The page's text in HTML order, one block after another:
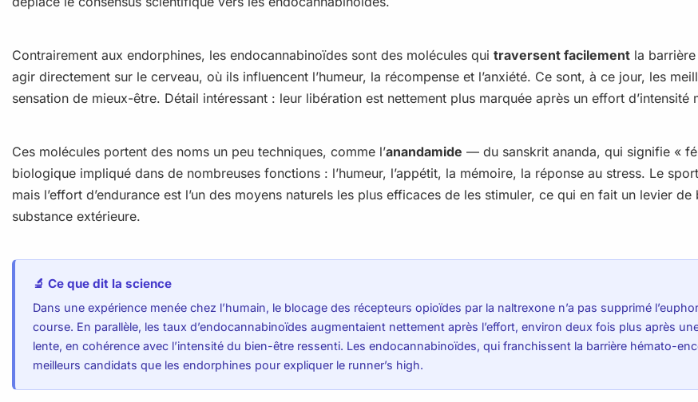
Contrairement aux endorphines, les endocannabinoïdes sont des molécules qui traversent facilement la
agir directement sur le cerveau, où ils influencent l’humeur, la récompense et l’anxiété. Ce sont, à ce jour, les
sensation de mieux-être. Détail intéressant : leur libération est nettement plus marquée après un effort d’intensité
Ces molécules portent des noms un peu techniques, comme l’anandamide — du sanskrit ananda, qui signifie «
biologique impliqué dans de nombreuses fonctions : l’humeur, l’appétit, la mémoire, la réponse au stress. Le
mais l’effort d’endurance est l’un des moyens naturels les plus efficaces de les stimuler, ce qui en fait un levier
substance extérieure.
🔬 Ce que dit la science
Dans une expérience menée chez l’humain, le blocage des récepteurs opioïdes par la naltrexone n’a pas supprimé
course. En parallèle, les taux d’endocannabinoïdes augmentaient nettement après l’effort, environ deux fois plus après
lente, en cohérence avec l’intensité du bien-être ressenti. Les endocannabinoïdes, qui franchissent la barrière hémato-
meilleurs candidats que les endorphines pour expliquer le runner’s high.